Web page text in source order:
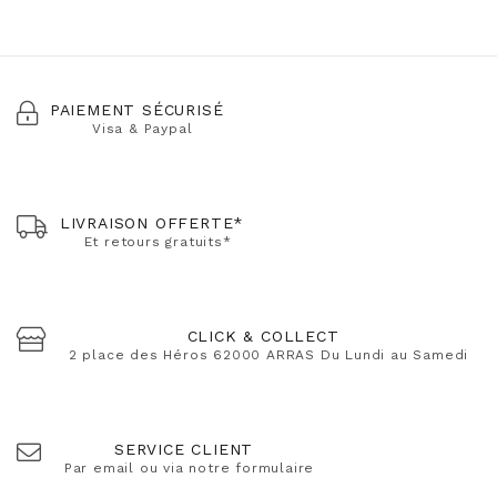
PAIEMENT SÉCURISÉ
Visa & Paypal
LIVRAISON OFFERTE*
Et retours gratuits*
CLICK & COLLECT
2 place des Héros 62000 ARRAS Du Lundi au Samedi
SERVICE CLIENT
Par email ou via notre formulaire